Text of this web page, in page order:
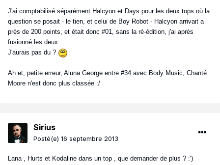
J'ai comptabilisé séparément Halcyon et Days pour les deux tops où la
question se posait - le tien, et celui de Boy Robot - Halcyon arrivait a
près de 200 points, et était donc #01, sans la ré-édition, j'ai après
fusionné les deux.
J'aurais pas du ?
Ah et, petite erreur, Aluna George entre #34 avec Body Music, Chanté
Moore n'est donc plus classée :/
Sirius
Posté(e) 16 septembre 2013
Lana , Hurts et Kodaline dans un top , que demander de plus ? :')